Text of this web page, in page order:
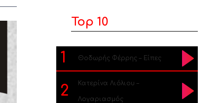
Top 10
1 Θοδωρής Φέρρης – Είπες
2 Κατερίνα Λιόλιου –
Λογαριασμός